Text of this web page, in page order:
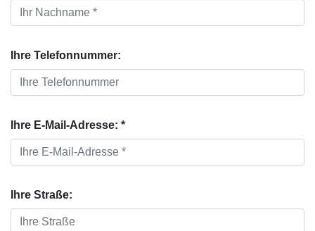
Ihre Telefonnummer:
Ihre E-Mail-Adresse: *
Ihre Straße: